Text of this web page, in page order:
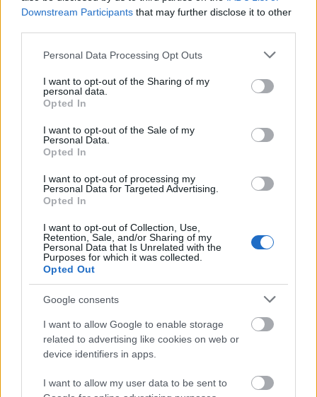
Downstream Participants that may further disclose it to other
Please note that this website/app uses one or more Google
not limited to your visit or usage behaviour. You may click to
grant or deny consent to Google and its third-party tags to
use your data for below specified purposes in below Google
consent section.
Personal Data Processing Opt Outs
I want to opt-out of the Sharing of my
personal data.
Opted In
I want to opt-out of the Sale of my
Personal Data.
Opted In
I want to opt-out of processing my
Personal Data for Targeted Advertising.
Opted In
I want to opt-out of Collection, Use,
Retention, Sale, and/or Sharing of my
Personal Data that Is Unrelated with the
Purposes for which it was collected.
Opted Out
Google consents
I want to allow Google to enable storage
related to advertising like cookies on web or
device identifiers in apps.
I want to allow my user data to be sent to
Fülbevaló H&M 2990 Ft
Cipő ZARA 9995 Ft